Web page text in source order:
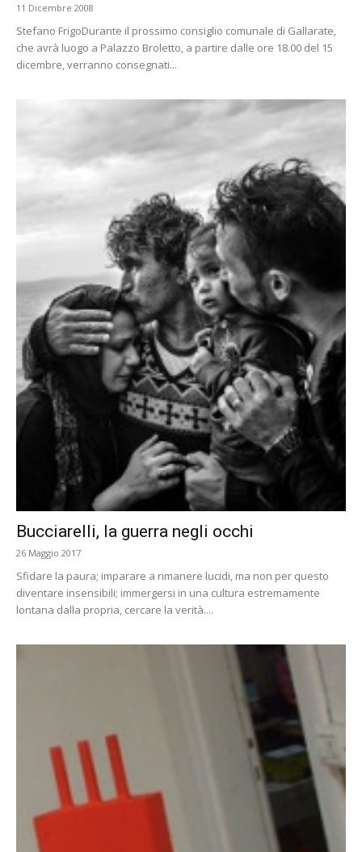
11 Dicembre 2008
Stefano FrigoDurante il prossimo consiglio comunale di Gallarate,
che avrà luogo a Palazzo Broletto, a partire dalle ore 18.00 del 15
dicembre, verranno consegnati...
Bucciarelli, la guerra negli occhi
26 Maggio 2017
Sfidare la paura; imparare a rimanere lucidi, ma non per questo
diventare insensibili; immergersi in una cultura estremamente
lontana dalla propria, cercare la verità....